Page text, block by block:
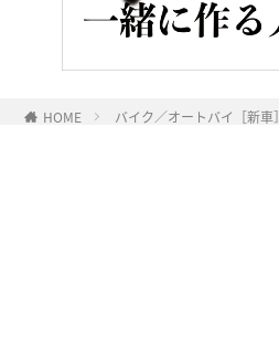
HOME バイク／オートバイ［新車］